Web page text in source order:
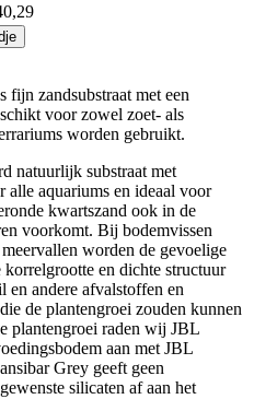
fijn zandsubstraat met een
voor zowel zoet- als
worden gebruikt.
natuurlijk substraat met
aquariums en ideaal voor
kwartszand ook in de
voorkomt. Bij bodemvissen
worden de gevoelige
en dichte structuur
andere afvalstoffen en
de plantengroei zouden kunnen
plantengroei raden wij JBL
aan met JBL
Grey geeft geen
silicaten af aan het